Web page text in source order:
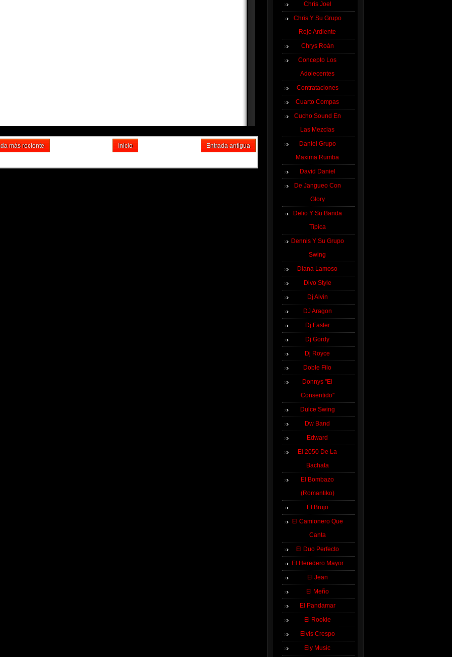
más reciente Entrada antigua
Inicio
Chris Joel
Chris Y Su Grupo
Rojo Ardiente
Chrys Roán
Concepto Los
Adolecentes
Contrataciones
Cuarto Compas
Cucho Sound En
Las Mezclas
Daniel Grupo
Maxima Rumba
David Daniel
De Jangueo Con
Glory
Delio Y Su Banda
Típica
Dennis Y Su Grupo
Swing
Diana Lamoso
Divo Style
Dj Alvin
DJ Aragon
Dj Faster
Dj Gordy
Dj Royce
Doble Filo
Donnys ''El
Consentido''
Dulce Swing
Dw Band
Edward
El 2050 De La
Bachata
El Bombazo
(Romantiko)
El Brujo
El Camionero Que
Canta
El Duo Perfecto
El Heredero Mayor
El Jean
El Meño
El Pandamar
El Rookie
Elvis Crespo
Ely Music